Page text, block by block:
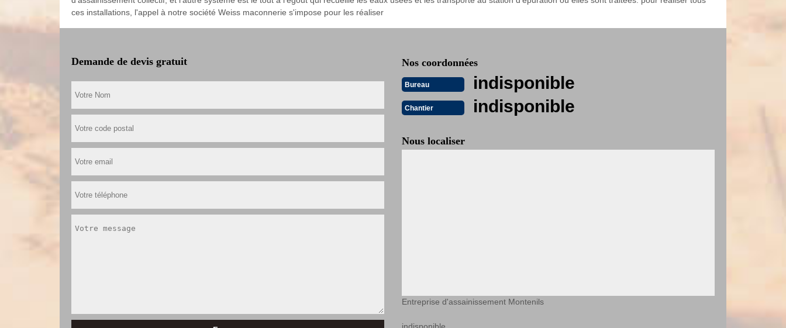
ces installations, l'appel à notre société Weiss maconnerie s'impose pour les réaliser
Demande de devis gratuit Nos coordonnées
Bureau indisponible
Chantier indisponible
Nous localiser
Entreprise d'assainissement Montenils